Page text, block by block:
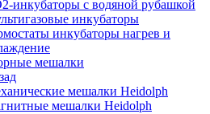
инкубаторы с водяной рубашкой
инкубаторы
инкубаторы нагрев и
мешалки
мешалки Heidolph
мешалки Heidolph